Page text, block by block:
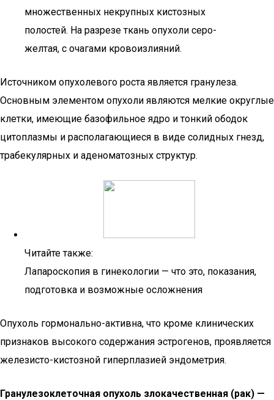
множественных некрупных кистозных
полостей. На разрезе ткань опухоли серо-
желтая, с очагами кровоизлияний.
Источником опухолевого роста является гранулеза.
Основным элементом опухоли являются мелкие округлые
клетки, имеющие базофильное ядро и тонкий ободок
цитоплазмы и располагающиеся в виде солидных гнезд,
трабекулярных и аденоматозных структур.
Читайте также:
Лапароскопия в гинекологии — что это, показания,
подготовка и возможные осложнения
Опухоль гормонально-активна, что кроме клинических
признаков высокого содержания эстрогенов, проявляется
железисто-кистозной гиперплазией эндометрия.
Гранулезоклеточная опухоль злокачественная (рак) —